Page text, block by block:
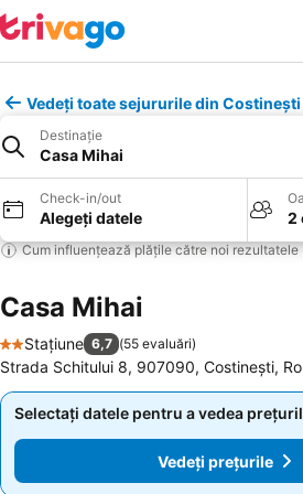
Vedeți toate sejururile din Costinești
Destinație
Casa Mihai
Check-in/out
Alegeți datele 2
Cum influențează plățile către noi rezultatele
Casa Mihai
2 Stele
Stațiune 6,7 (55 evaluări)
Strada Schitului 8, 907090, Costinești,
Selectați datele pentru a vedea
Vedeți prețurile
Selectați datele pentru a vedea
Vedeți prețurile